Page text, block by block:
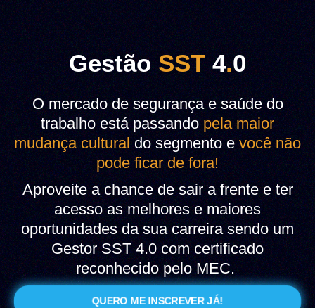
Gestão SST4.0
O mercado de segurança e saúde do
trabalho está passandopela maior
mudança cultural do segmento e você não
pode ficar de fora!
Aproveite a chance de sair a frente e ter
acesso as melhores e maiores
oportunidades da sua carreira sendo um
Gestor SST 4.0 com certificado
reconhecido pelo MEC.
QUERO ME INSCREVER JÁ!